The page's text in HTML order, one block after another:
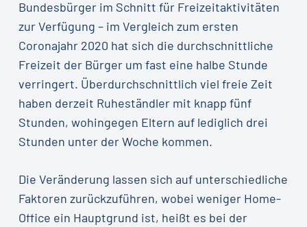
Bundesbürger im Schnitt für Freizeitaktivitäten
zur Verfügung – im Vergleich zum ersten
Coronajahr 2020 hat sich die durchschnittliche
Freizeit der Bürger um fast eine halbe Stunde
verringert. Überdurchschnittlich viel freie Zeit
haben derzeit Ruheständler mit knapp fünf
Stunden, wohingegen Eltern auf lediglich drei
Stunden unter der Woche kommen.
Die Veränderung lassen sich auf unterschiedliche
Faktoren zurückzuführen, wobei weniger Home-
Office ein Hauptgrund ist, heißt es bei der